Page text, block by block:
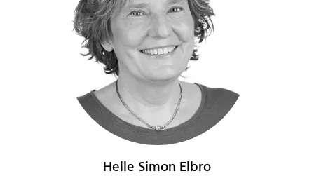
Helle Simon Elbro